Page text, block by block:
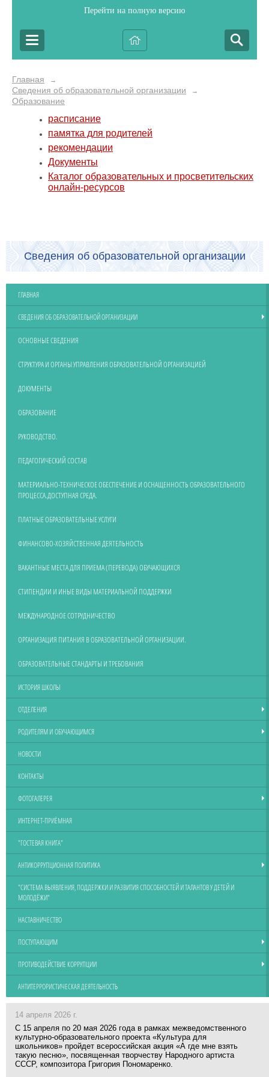
Перейти на полную версию
Главная →
Сведения об образовательной организации →
Образование
расписание
памятка для родителей
рекомендации
Документы
Каталог образовательных и просветительских
онлайн-ресурсов
Сведения об образовательной организации
ГЛАВНАЯ
СВЕДЕНИЯ ОБ ОБРАЗОВАТЕЛЬНОЙ ОРГАНИЗАЦИИ
ОСНОВНЫЕ СВЕДЕНИЯ
СТРУКТУРА И ОРГАНЫ УПРАВЛЕНИЯ ОБРАЗОВАТЕЛЬНОЙ ОРГАНИЗАЦИЕЙ
ДОКУМЕНТЫ
ОБРАЗОВАНИЕ
РУКОВОДСТВО.
ПЕДАГОГИЧЕСКИЙ СОСТАВ
МАТЕРИАЛЬНО-ТЕХНИЧЕСКОЕ ОБЕСПЕЧЕНИЕ И ОСНАЩЕННОСТЬ ОБРАЗОВАТЕЛЬНОГО
ПРОЦЕССА.ДОСТУПНАЯ СРЕДА.
ПЛАТНЫЕ ОБРАЗОВАТЕЛЬНЫЕ УСЛУГИ
ФИНАНСОВО-ХОЗЯЙСТВЕННАЯ ДЕЯТЕЛЬНОСТЬ
ВАКАНТНЫЕ МЕСТА ДЛЯ ПРИЕМА (ПЕРЕВОДА) ОБУЧАЮЩИХСЯ
СТИПЕНДИИ И ИНЫЕ ВИДЫ МАТЕРИАЛЬНОЙ ПОДДЕРЖКИ
МЕЖДУНАРОДНОЕ СОТРУДНИЧЕСТВО
ОРГАНИЗАЦИЯ ПИТАНИЯ В ОБРАЗОВАТЕЛЬНОЙ ОРГАНИЗАЦИИ.
ОБРАЗОВАТЕЛЬНЫЕ СТАНДАРТЫ И ТРЕБОВАНИЯ
ИСТОРИЯ ШКОЛЫ
ОТДЕЛЕНИЯ
РОДИТЕЛЯМ И ОБУЧАЮЩИМСЯ
НОВОСТИ
КОНТАКТЫ
ФОТОГАЛЕРЕЯ
ИНТЕРНЕТ-ПРИЁМНАЯ
"ГОСТЕВАЯ КНИГА"
АНТИКОРРУПЦИОННАЯ ПОЛИТИКА
"СИСТЕМА ВЫЯВЛЕНИЯ, ПОДДЕРЖКИ И РАЗВИТИЯ СПОСОБНОСТЕЙ И ТАЛАНТОВ У ДЕТЕЙ И
МОЛОДЁЖИ"
НАСТАВНИЧЕСТВО
ПОСТУПАЮЩИМ
ПРОТИВОДЕЙСТВИЕ КОРРУПЦИИ
АНТИТЕРРОРИСТИЧЕСКАЯ ДЕЯТЕЛЬНОСТЬ
14 апреля 2026 г.
С 15 апреля по 20 мая 2026 года в рамках межведомственного
культурно-образовательного проекта «Культура для
школьников» пройдет всероссийская акция «А где мне взять
такую песню», посвященная творчеству Народного артиста
СССР, композитора Григория Пономаренко.